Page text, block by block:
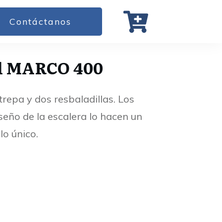
Contáctanos
400
y dos resbaladillas. Los
de la escalera lo hacen un
único.